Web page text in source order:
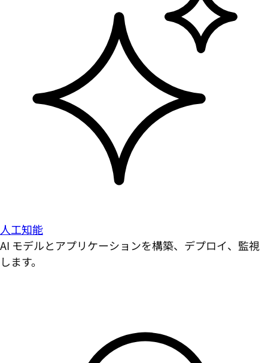
人工知能
AI モデルとアプリケーションを構築、デプロイ、監視
します。